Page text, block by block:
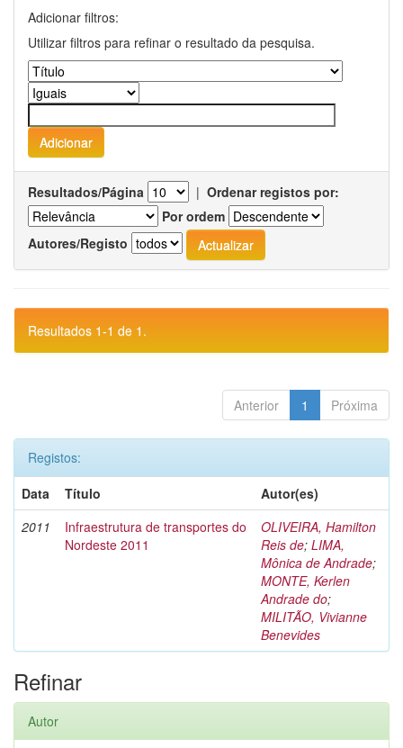
Adicionar filtros:
Utilizar filtros para refinar o resultado da pesquisa.
Resultados/Página | Ordenar registos por:
Por ordem
Autores/Registo
Resultados 1-1 de 1.
Anterior 1 Próxima
Registos:
Data
Título
Autor(es)
2011
Infraestrutura de transportes do
Nordeste 2011
OLIVEIRA, Hamilton
Reis de; LIMA,
Mônica de Andrade;
MONTE, Kerlen
Andrade do;
MILITÃO, Vivianne
Benevides
Refinar
Autor